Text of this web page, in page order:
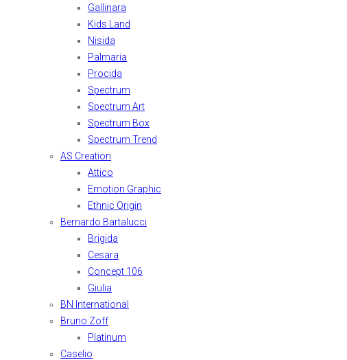
Gallinara
Kids Land
Nisida
Palmaria
Procida
Spectrum
Spectrum Art
Spectrum Box
Spectrum Trend
AS Creation
Attico
Emotion Graphic
Ethnic Origin
Bernardo Bartalucci
Brigida
Cesara
Concept 106
Giulia
BN International
Bruno Zoff
Platinum
Caselio